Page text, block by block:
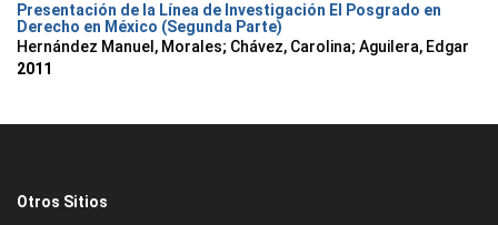
Presentación de la Línea de Investigación El Posgrado en
Derecho en México (Segunda Parte)
Hernández Manuel, Morales; Chávez, Carolina; Aguilera, Edgar
2011
Otros Sitios